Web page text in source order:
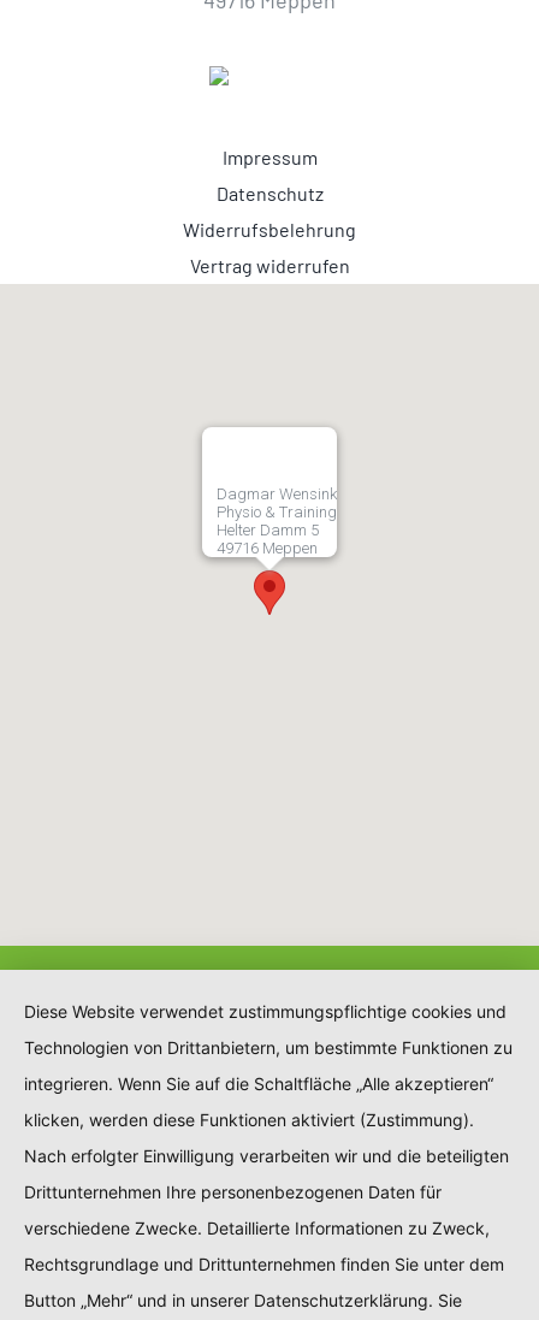
Impressum
Datenschutz
Widerrufsbelehrung
Vertrag widerrufen
Dagmar Wensink
Physio & Training
Helter Damm 5
49716 Meppen
Diese Website verwendet zustimmungspflichtige cookies und
Technologien von Drittanbietern, um bestimmte Funktionen zu
integrieren. Wenn Sie auf die Schaltfläche „Alle akzeptieren“
klicken, werden diese Funktionen aktiviert (Zustimmung).
Nach erfolgter Einwilligung verarbeiten wir und die beteiligten
Drittunternehmen Ihre personenbezogenen Daten für
verschiedene Zwecke. Detaillierte Informationen zu Zweck,
Rechtsgrundlage und Drittunternehmen finden Sie unter dem
Button „Mehr“ und in unserer Datenschutzerklärung. Sie